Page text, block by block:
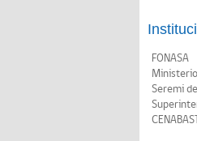
FONASA
Seremi